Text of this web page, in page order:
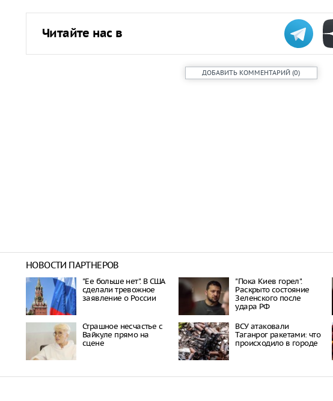
Читайте нас в
ДОБАВИТЬ КОММЕНТАРИЙ (0)
НОВОСТИ ПАРТНЕРОВ
"Ее больше нет". В США
сделали тревожное
заявление о России
"Пока Киев горел".
Раскрыто состояние
Зеленского после
удара РФ
Страшное несчастье с
Вайкуле прямо на
сцене
ВСУ атаковали
Таганрог ракетами: что
происходило в городе